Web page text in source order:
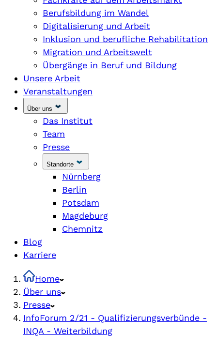
Berufsbildung im Wandel
Digitalisierung und Arbeit
Inklusion und berufliche Rehabilitation
Migration und Arbeitswelt
Übergänge in Beruf und Bildung
Unsere Arbeit
Veranstaltungen
Über uns
Das Institut
Team
Presse
Standorte
Nürnberg
Berlin
Potsdam
Magdeburg
Chemnitz
Blog
Karriere
Home
Über uns
Presse
InfoForum 2/21 - Qualifizierungsverbünde -
INQA - Weiterbildung